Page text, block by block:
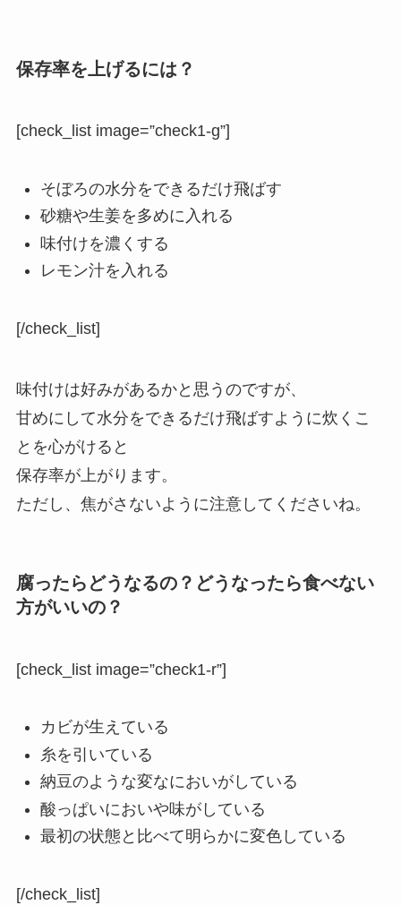
保存率を上げるには？
[check_list image=”check1-g”]
そぼろの水分をできるだけ飛ばす
砂糖や生姜を多めに入れる
味付けを濃くする
レモン汁を入れる
[/check_list]
味付けは好みがあるかと思うのですが、
甘めにして水分をできるだけ飛ばすように炊くこ
とを心がけると
保存率が上がります。
ただし、焦がさないように注意してくださいね。
腐ったらどうなるの？どうなったら食べない
方がいいの？
[check_list image=”check1-r”]
カビが生えている
糸を引いている
納豆のような変なにおいがしている
酸っぱいにおいや味がしている
最初の状態と比べて明らかに変色している
[/check_list]